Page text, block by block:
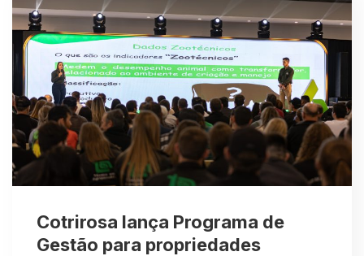
Cotrirosa lança Programa de
Gestão para propriedades